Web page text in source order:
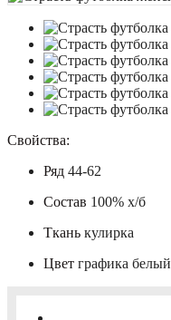
Свойства:
Ряд 44-62
Состав 100% х/б
Ткань кулирка
Цвет графика белый